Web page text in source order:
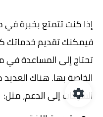
إذا كنت تتمتع بخبرة في
فيمكنك تقديم خدماتك
تحتاج إلى المساعدة في
الخاصة بها. هناك
الشركات إلى الدعم، مثل: